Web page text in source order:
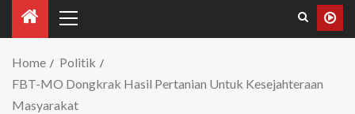
Home
Politik
FBT-MO Dongkrak Hasil Pertanian Untuk Kesejahteraan
Masyarakat